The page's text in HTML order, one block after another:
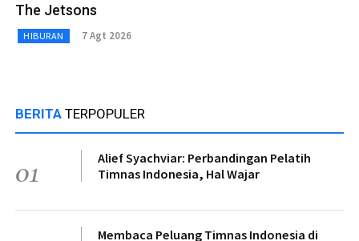
The Jetsons
HIBURAN 7 Agt 2026
BERITA TERPOPULER
01
Alief Syachviar: Perbandingan Pelatih
Timnas Indonesia, Hal Wajar
Membaca Peluang Timnas Indonesia di